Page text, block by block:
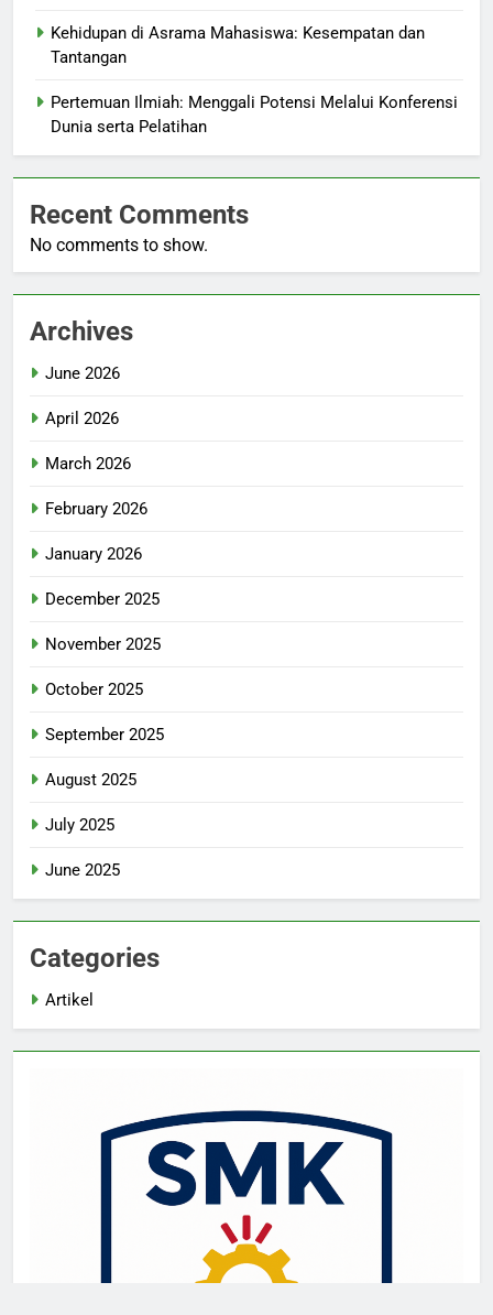
Kehidupan di Asrama Mahasiswa: Kesempatan dan
Tantangan
Pertemuan Ilmiah: Menggali Potensi Melalui Konferensi
Dunia serta Pelatihan
Recent Comments
No comments to show.
Archives
June 2026
April 2026
March 2026
February 2026
January 2026
December 2025
November 2025
October 2025
September 2025
August 2025
July 2025
June 2025
Categories
Artikel